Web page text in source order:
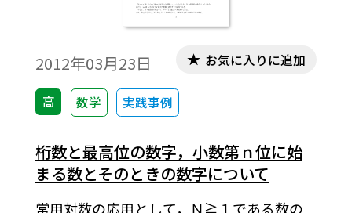
例題６～８で扱っている対数を含む方程
式・不等式について，Tosho関数図形エディ
タを活用した指導について考察する。※文
中の数式は，「Tosho数式エディタ」で作成
されています。ワード文書で数式を正しく表
示するためには，「Tosho数式エディタ」が
導入されていることが必要です。無償ダウン
ロードはこちら→無償ダウンロードのご案
内
2012年03月23日
高 数学 実践事例
お気に入りに追加
桁数と最高位の数字，小数第ｎ位に始
まる数とそのときの数字について
常用対数の応用として，Ｎ≧１である数の